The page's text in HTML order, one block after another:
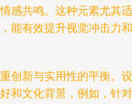
感共鸣。这种元素尤其适
能有效提升视觉冲击力和
创新与实用性的平衡。设
和文化背景，例如，针对